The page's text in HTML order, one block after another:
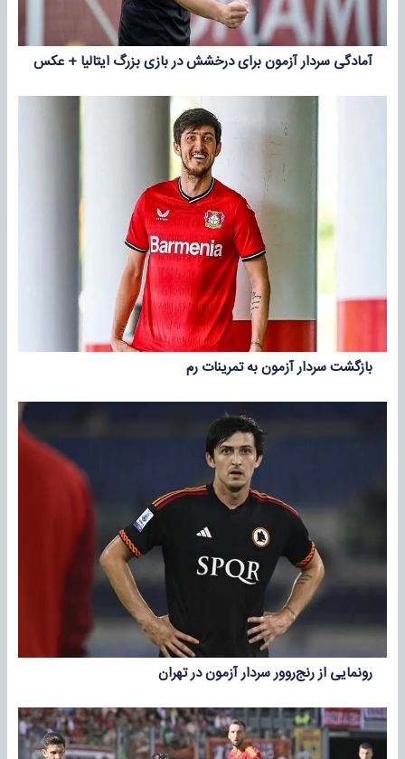
آمادگی سردار آزمون برای درخشش در بازی بزرگ ایتالیا + عکس
بازگشت سردار آزمون به تمرینات رم
رونمایی از رنج‌روور سردار آزمون در تهران